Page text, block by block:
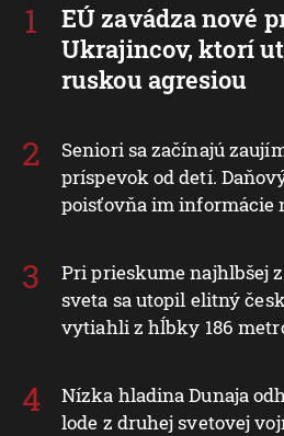
EÚ zavádza nové
Ukrajincov, ktorí
ruskou agresiou
Seniori sa začínajú
príspevok od detí.
poisťovňa im informácie
Pri prieskume najhlbšej
sveta sa utopil elitný
vytiahli z hĺbky 186
Nízka hladina Dunaja
lode z druhej svetovej